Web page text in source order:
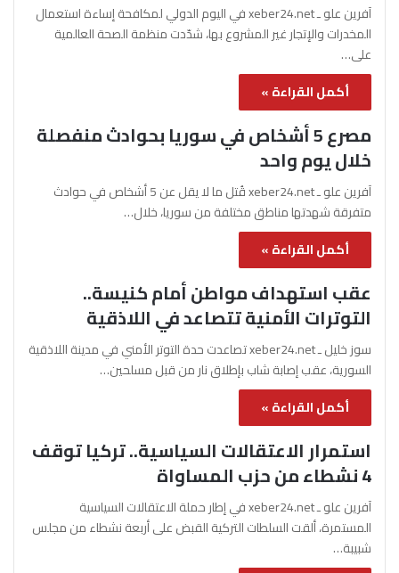
آفرين علو ـ xeber24.net في اليوم الدولي لمكافحة إساءة استعمال
المخدرات والإتجار غير المشروع بها، شدّدت منظمة الصحة العالمية
على…
أكمل القراءة »
مصرع 5 أشخاص في سوريا بحوادث منفصلة
خلال يوم واحد
آفرين علو ـ xeber24.net قُتل ما لا يقل عن 5 أشخاص في حوادث
متفرقة شهدتها مناطق مختلفة من سوريا، خلال…
أكمل القراءة »
عقب استهداف مواطن أمام كنيسة..
التوترات الأمنية تتصاعد في اللاذقية
سوز خليل ـ xeber24.net تصاعدت حدة التوتر الأمني في مدينة اللاذقية
السورية، عقب إصابة شاب بإطلاق نار من قبل مسلحين…
أكمل القراءة »
استمرار الاعتقالات السياسية.. تركيا توقف
4 نشطاء من حزب المساواة
آفرين علو ـ xeber24.net في إطار حملة الاعتقالات السياسية
المستمرة، ألقت السلطات التركية القبض على أربعة نشطاء من مجلس
شبيبة…